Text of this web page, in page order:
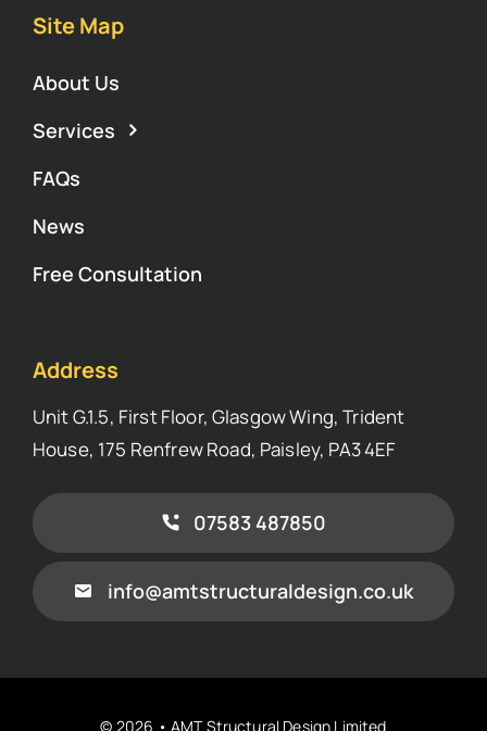
Site Map
About Us
Services
FAQs
News
Free Consultation
Address
Unit G.1.5, First Floor, Glasgow Wing, Trident
House, 175 Renfrew Road, Paisley, PA3 4EF
07583 487850
info@amtstructuraldesign.co.uk
© 2026 • AMT Structural Design Limited